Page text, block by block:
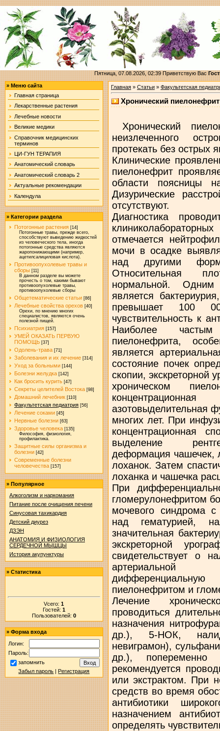
Пятница, 07.08.2026, 02:39Приветствую Вас
» Меню сайта
Главная страница
Лекарственные растения
Лечебные новости
Великие медики
Справочник медицинских
терминов
ЦИ-ГУН ТЕРАПИЯ
Анатомический словарь
Анатомический словарь 2
Актуальные рекомендации
Календула
» Категории раздела
Потогонные растения [14]
Потогонные травы, прежде всего,
способствуют выведению жидкостей
из человеческого тела, иногда
потогонные средства являются
жаропонижающими (например,
ацетилсалициловая кислота).
Противоопухолевые травы и
сборы [11]
В данном разделе вы можете
прочесть о том, какими бывают
противоопухолевые травы,
противоопухолевые сборы
Общетематические статьи [86]
Лечебные свойства орехов [40]
Орехи, по мнению многих
специалистов, являются очень
полезной пищей.
Психиатрия [157]
УМЕЙ ОКАЗАТЬ ПЕРВУЮ
ПОМОЩЬ [37]
Одолень-трава [71]
Заболевания и их лечение [314]
Уход за больными [144]
Болезни желудка [142]
Как бросить курить [47]
Секреты целителей Востока [98]
Домашний лечебник [110]
Факультетская педиатрия [56]
Лечение соками [45]
Нервные болезни [63]
Здоровье человека [135]
Философия, физиология,
профилактика.
Защитные силы организма и
болезни [42]
Современные болезни
человечества [157]
» Популярное
Алкоголизм и наркомания
Питание после очищения печени
Синусовая тахикардия
Детский диурез
ДЗЭН
АНАТОМИЯ И ФИЗИОЛОГИЯ
СЕРДЕЧНОЙ МЫШЦЫ
История акупунктуры
» Статистика
Vсего:1
Гостей: 1
Пользователей: 0
» Форма входа
Логин:
Пароль:
запомнить
Забыл пароль |Регистрация
Главная» Статьи» Факультетская
Хронический пиелонефрит
Хронический
неизлеченного
протекать без острых
Клинические
пиелонефрит
области поясницы
Дизурические
отсутствуют.
Диагностика
отмечается
мочи в осадке
над другими
Относительная
нормальной.
является
превышает 100
чувствительность к
Наиболее частым
пиелонефрита,
является
состояние почек
скопии, экскреторной
хроническом
азотовыделительная
многих лет. При
концентрационная
выделение
деформация чашечек,
лоханок. Затем
лоханка и чашечка
При
гломерулонефритом
мочевого синдрома с
над гематурией,
значительная
экскреторной
свидетельствует о
артериальной
пиелонефритом и
Лечение
проводиться
назначения
др.), 5-НОК,
невиграмон),
др.), попеременно
рекомендуется
или экстрактом. При
средств во время
антибиотики
назначением
определять